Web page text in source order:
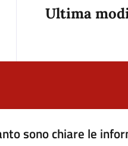
Ultima
sono chiare le